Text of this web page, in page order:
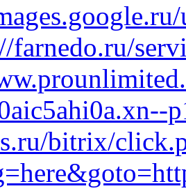
farnedo.ru/
bitrix/